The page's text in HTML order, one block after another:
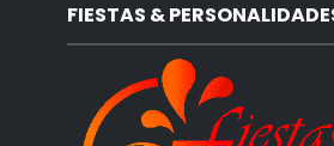
FIESTAS &